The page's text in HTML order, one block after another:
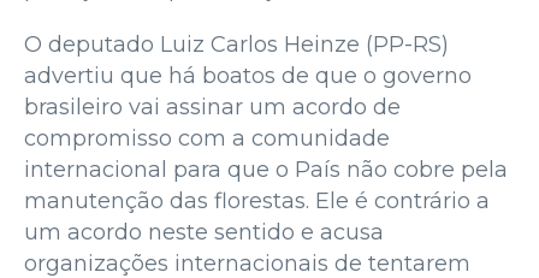
O deputado Luiz Carlos Heinze (PP-RS)
advertiu que há boatos de que o governo
brasileiro vai assinar um acordo de
compromisso com a comunidade
internacional para que o País não cobre pela
manutenção das florestas. Ele é contrário a
um acordo neste sentido e acusa
organizações internacionais de tentarem